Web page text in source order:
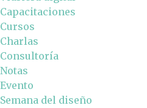
Capacitaciones
Cursos
Charlas
Consultoría
Notas
Evento
Semana del diseño